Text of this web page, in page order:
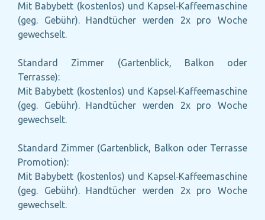
Mit Babybett (kostenlos) und Kapsel‑Kaffeemaschine
(geg. Gebühr). Handtücher werden 2x pro Woche
gewechselt.
Standard Zimmer (Gartenblick, Balkon oder
Terrasse):
Mit Babybett (kostenlos) und Kapsel‑Kaffeemaschine
(geg. Gebühr). Handtücher werden 2x pro Woche
gewechselt.
Standard Zimmer (Gartenblick, Balkon oder Terrasse
Promotion):
Mit Babybett (kostenlos) und Kapsel‑Kaffeemaschine
(geg. Gebühr). Handtücher werden 2x pro Woche
gewechselt.